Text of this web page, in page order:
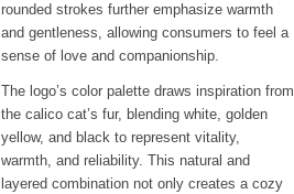
rounded strokes further emphasize warmth
and gentleness, allowing consumers to feel a
sense of love and companionship.
The logo’s color palette draws inspiration from
the calico cat’s fur, blending white, golden
yellow, and black to represent vitality,
warmth, and reliability. This natural and
layered combination not only creates a cozy